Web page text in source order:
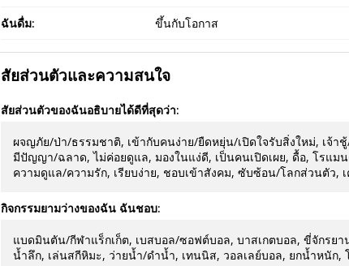
ฉันดื่ม: ขึ้นกับโอกาส
สัยส่วนตัวและความสนใจ
สัยส่วนตัวของฉันอธิบายได้ดีที่สุดว่า:
ผจญภัย/ป่า/ธรรมชาติ, เข้ากับคนง่าย/ยืดหยุ่น/เปิดใจรับสิ่งใหม่, เจ้
มีปัญญา/ฉลาด, ไม่ค่อยดูแล, มองในแง่ดี, เป็นคนเปิดเผย, ดื้อ, โรแม
ความดูแล/ความรัก, เรียบง่าย, ชอบเข้าสังคม, ซับซ้อน/โลกส่วนตัว,
กิจกรรมยามว่างของฉัน ฉันชอบ:
แบดมินตัน/กีฬาแร็กเก็ต, เบสบอล/ซอฟต์บอล, บาสเกตบอล, ขี่จักรยา
น้ำลึก, เล่นสกีหิมะ, ว่ายน้ำ/ดำน้ำ, เทนนิส, วอลเลย์บอล, ยกน้ำหนัก,